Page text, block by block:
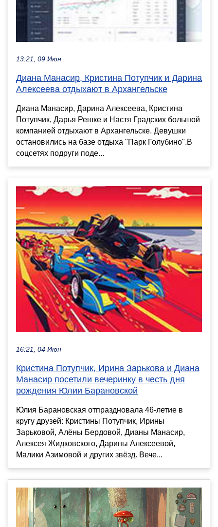
13:21, 09 Июн
Диана Манасир, Кристина Потупчик и Дарина
Алексеева отдыхают в Архангельске
Диана Манасир, Дарина Алексеева, Кристина
Потупчик, Дарья Решке и Настя Градских большой
компанией отдыхают в Архангельске. Девушки
остановились на базе отдыха "Парк Голубино".В
соцсетях подруги поде...
16:21, 04 Июн
Кристина Потупчик, Ирина Зарькова и Диана
Манасир посетили вечеринку в честь дня
рождения Юлии Барановской
Юлия Барановская отпраздновала 46-летие в
кругу друзей: Кристины Потупчик, Ирины
Зарьковой, Алёны Бердовой, Дианы Манасир,
Алексея Жидковского, Дарины Алексеевой,
Малики Азимовой и других звёзд. Вече...